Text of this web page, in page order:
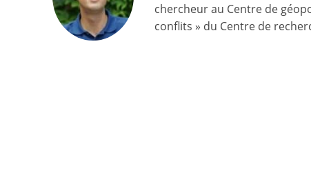
chercheur au Centre de
conflits » du Centre de